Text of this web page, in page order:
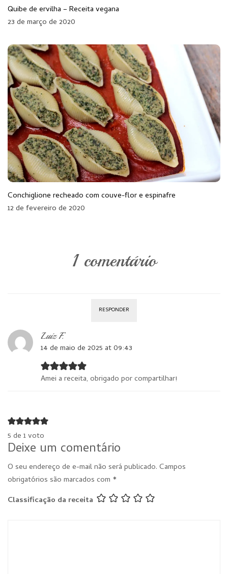
Quibe de ervilha – Receita vegana
23 de março de 2020
Conchiglione recheado com couve-flor e espinafre
12 de fevereiro de 2020
1 comentário
RESPONDER
Luiz F.
14 de maio de 2025 at 09:43
Amei a receita, obrigado por compartilhar!
5 de 1 voto
Deixe um comentário
O seu endereço de e-mail não será publicado. Campos
obrigatórios são marcados com *
Classificação da receita